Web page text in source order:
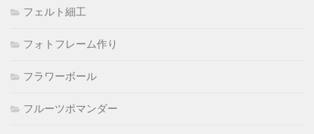
フェルト細工
フォトフレーム作り
フラワーボール
フルーツポマンダー